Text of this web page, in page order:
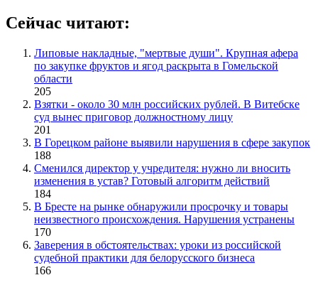
Сейчас читают:
Липовые накладные, "мертвые души". Крупная афера
по закупке фруктов и ягод раскрыта в Гомельской
области
205
Взятки - около 30 млн российских рублей. В Витебске
суд вынес приговор должностному лицу
201
В Горецком районе выявили нарушения в сфере закупок
188
Сменился директор у учредителя: нужно ли вносить
изменения в устав? Готовый алгоритм действий
184
В Бресте на рынке обнаружили просрочку и товары
неизвестного происхождения. Нарушения устранены
170
Заверения в обстоятельствах: уроки из российской
судебной практики для белорусского бизнеса
166